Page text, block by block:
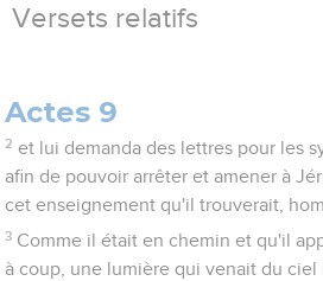
Versets relatifs
Actes 9
2 et lui demanda des lettres pour les
afin de pouvoir arrêter et amener à
cet enseignement qu'il trouverait,
3 Comme il était en chemin et qu'il
à coup, une lumière qui venait du ciel